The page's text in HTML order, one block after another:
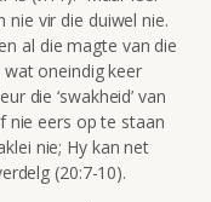
nie vir die duiwel nie.
al die magte van die
oneindig keer
die ‘swakheid’ van
nie eers op te staan
nie; Hy kan net
(20:7-10).